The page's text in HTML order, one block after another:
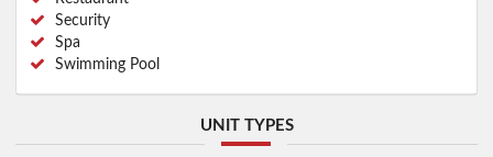
Security
Spa
Swimming Pool
UNIT TYPES